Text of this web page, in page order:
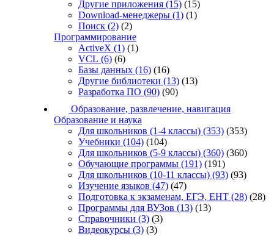
Другие приложения (15) (15)
Download-менеджеры (1) (1)
Поиск (2) (2)
Программирование
ActiveX (1) (1)
VCL (6) (6)
Базы данных (16) (16)
Другие библиотеки (13) (13)
Разработка ПО (90) (90)
Образование, развлечение, навигация
Образование и наука
Для школьников (1-4 классы) (353) (353)
Учебники (104) (104)
Для школьников (5-9 классы) (360) (360)
Обучающие программы (191) (191)
Для школьников (10-11 классы) (93) (93)
Изучение языков (47) (47)
Подготовка к экзаменам, ЕГЭ, ЕНТ (28) (28)
Программы для ВУЗов (13) (13)
Справочники (3) (3)
Видеокурсы (3) (3)